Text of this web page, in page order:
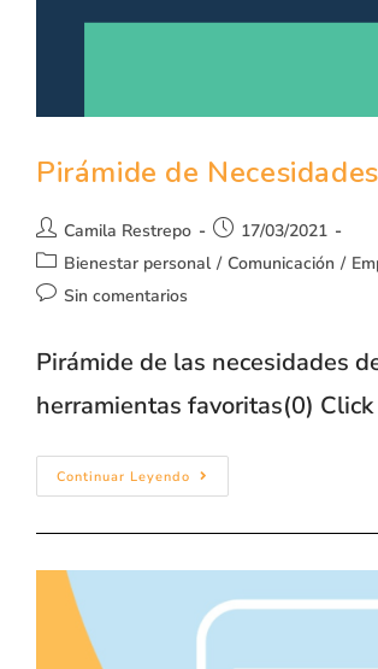
Pirámide de
Camila Restrepo
17/03/2021
Bienestar personal / Comunicación /
Sin comentarios
Pirámide de las necesidades
herramientas favoritas(0)
Continuar Leyendo